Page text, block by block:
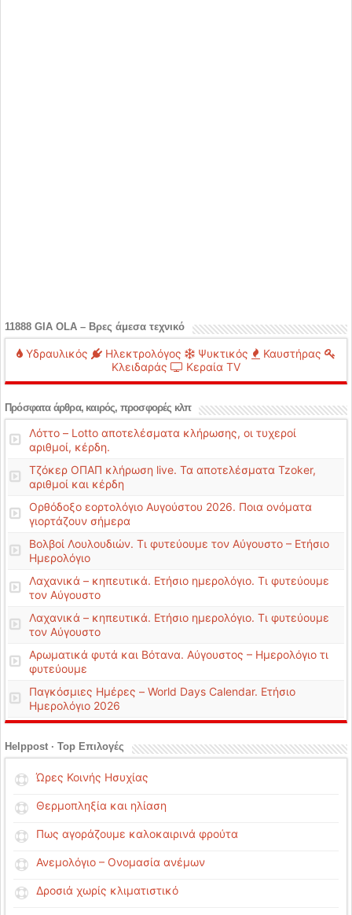
11888 GIA OLA – Βρες άμεσα τεχνικό
Υδραυλικός Ηλεκτρολόγος Ψυκτικός
Καυστήρας
Κλειδαράς
Κεραία TV
Πρόσφατα άρθρα, καιρός, προσφορές κλπ
Λόττο – Lotto αποτελέσματα κλήρωσης, οι τυχεροί
αριθμοί, κέρδη.
Τζόκερ ΟΠΑΠ κλήρωση live. Τα αποτελέσματα Tzoker,
αριθμοί και κέρδη
Ορθόδοξο εορτολόγιο Αυγούστου 2026. Ποια ονόματα
γιορτάζουν σήμερα
Βολβοί Λουλουδιών. Τι φυτεύουμε τον Αύγουστο – Ετήσιο
Ημερολόγιο
Λαχανικά – κηπευτικά. Ετήσιο ημερολόγιο. Τι φυτεύουμε
τον Αύγουστο
Λαχανικά – κηπευτικά. Ετήσιο ημερολόγιο. Τι φυτεύουμε
τον Αύγουστο
Αρωματικά φυτά και Βότανα. Αύγουστος – Ημερολόγιο τι
φυτεύουμε
Παγκόσμιες Ημέρες – World Days Calendar. Ετήσιο
Ημερολόγιο 2026
Helppost · Top Επιλογές
Ώρες Κοινής Ησυχίας
Θερμοπληξία και ηλίαση
Πως αγοράζουμε καλοκαιρινά φρούτα
Ανεμολόγιο – Ονομασία ανέμων
Δροσιά χωρίς κλιματιστικό